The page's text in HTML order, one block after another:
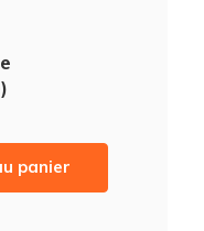
panier